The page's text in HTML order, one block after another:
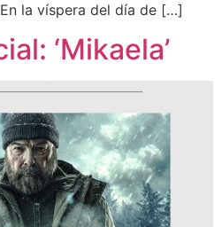
la víspera del día de […]
‘Mikaela’